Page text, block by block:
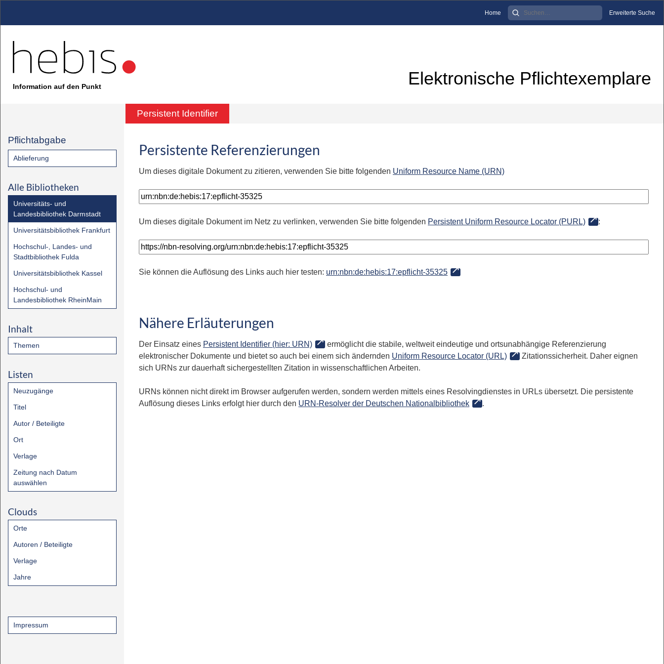
Home Erweiterte Suche
Information auf den Punkt Elektronische Pflichtexemplare
Persistent Identifier
Pflichtabgabe
Ablieferung
Alle Bibliotheken
Universitäts- und
Landesbibliothek Darmstadt
Universitätsbibliothek Frankfurt
Hochschul-, Landes- und
Stadtbibliothek Fulda
Universitätsbibliothek Kassel
Hochschul- und
Landesbibliothek RheinMain
Inhalt
Themen
Listen
Neuzugänge
Titel
Autor / Beteiligte
Ort
Verlage
Zeitung nach Datum
auswählen
Clouds
Orte
Autoren / Beteiligte
Verlage
Jahre
Impressum
Persistente Referenzierungen
Um dieses digitale Dokument zu zitieren, verwenden Sie bitte folgenden Uniform Resource Name (URN)
Um dieses digitale Dokument im Netz zu verlinken, verwenden Sie bitte folgenden Persistent Uniform Resource Locator (PURL) :
Sie können die Auflösung des Links auch hier testen: urn:nbn:de:hebis:17:epflicht-35325
Nähere Erläuterungen
Der Einsatz eines Persistent Identifier (hier: URN)
ermöglicht die stabile, weltweit eindeutige und ortsunabhängige Referenzierung
elektronischer Dokumente und bietet so auch bei einem sich ändernden Uniform Resource Locator (URL)
Zitationssicherheit. Daher eignen
sich URNs zur dauerhaft sichergestellten Zitation in wissenschaftlichen Arbeiten.
URNs können nicht direkt im Browser aufgerufen werden, sondern werden mittels eines Resolvingdienstes in URLs übersetzt. Die persistente
Auflösung dieses Links erfolgt hier durch den URN-Resolver der Deutschen Nationalbibliothek .